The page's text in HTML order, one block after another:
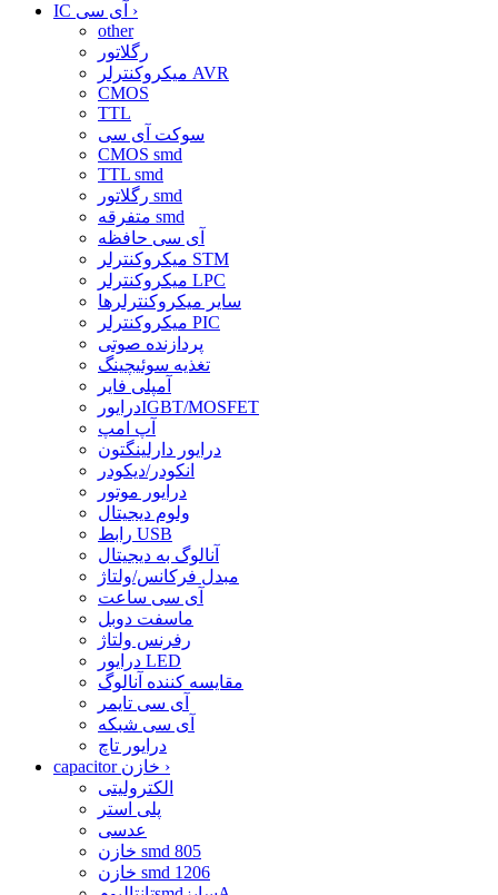
›
other
رگلاتور
میکروکنترلر AVR
CMOS
TTL
سوکت آی سی
CMOS smd
TTL smd
رگلاتور smd
متفرقه smd
آی سی حافظه
میکروکنترلر STM
میکروکنترلر LPC
سایر میکروکنترلرها
میکروکنترلر PIC
پردازنده صوتی
تغذیه سوئیچینگ
آمپلی فایر
درایورIGBT/MOSFET
آپ امپ
درایور دارلینگتون
انکودر/دیکودر
درایور موتور
ولوم دیجیتال
رابط USB
آنالوگ به دیجیتال
مبدل فرکانس/ولتاژ
آی سی ساعت
ماسفت دوبل
رفرنس ولتاژ
درایور LED
مقایسه کننده آنالوگ
آی سی تایمر
آی سی شبکه
درایور تاچ
›
الکترولیتی
پلی استر
عدسی
خازن smd 805
خازن smd 1206